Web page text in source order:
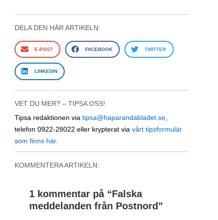
DELA DEN HÄR ARTIKELN:
E-POST FACEBOOK TWITTER
LINKEDIN
VET DU MER? – TIPSA OSS!
Tipsa redaktionen via tipsa@haparandabladet.se
telefon 0922-28022 eller krypterat via vårt tipsformulär
som finns här.
KOMMENTERA ARTIKELN:
1 kommentar på “Falska
meddelanden från Postnord”